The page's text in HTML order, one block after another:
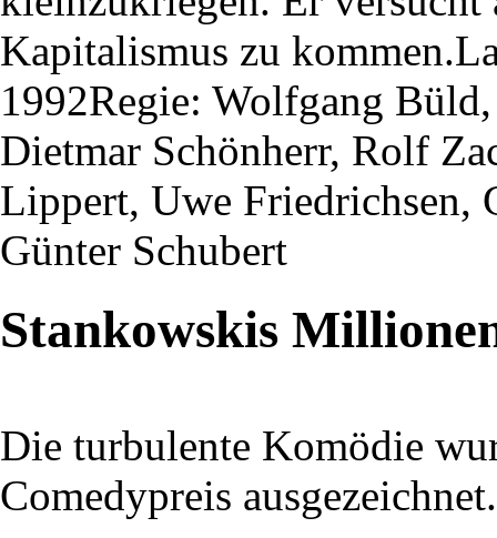
Kapitalismus zu
1992Regie: Wolfgang
Dietmar Schönherr, Rolf
Lippert, Uwe Friedrichsen,
Günter Schubert
Stankowskis
Die turbulente Komödie
Comedypreis ausgezeichnet.